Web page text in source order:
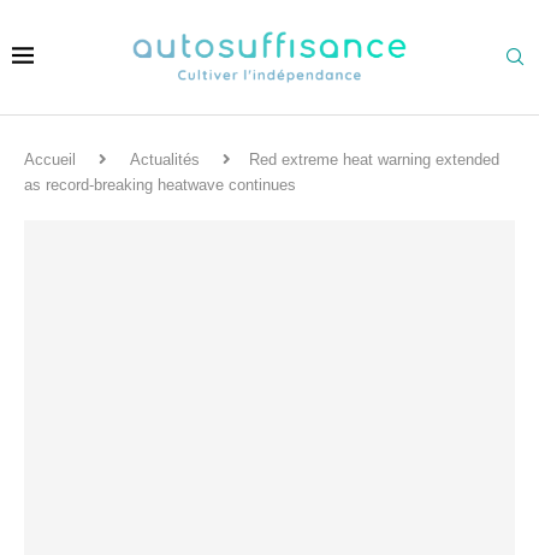
Accueil Actualités
Red extreme heat warning extended
as record-breaking heatwave continues